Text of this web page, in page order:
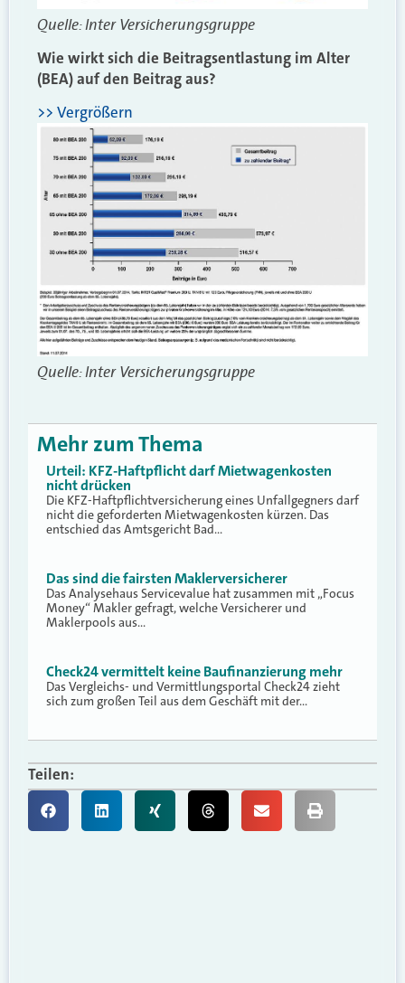
Quelle: Inter Versicherungsgruppe
Wie wirkt sich die Beitragsentlastung im Alter
(BEA) auf den Beitrag aus?
>> Vergrößern
Quelle: Inter Versicherungsgruppe
Mehr zum Thema
Urteil: KFZ-Haftpflicht darf Mietwagenkosten
nicht drücken
Die KFZ-Haftpflichtversicherung eines Unfallgegners darf
nicht die geforderten Mietwagenkosten kürzen. Das
entschied das Amtsgericht Bad…
Das sind die fairsten Maklerversicherer
Das Analysehaus Servicevalue hat zusammen mit „Focus
Money“ Makler gefragt, welche Versicherer und
Maklerpools aus…
Check24 vermittelt keine Baufinanzierung mehr
Das Vergleichs- und Vermittlungsportal Check24 zieht
sich zum großen Teil aus dem Geschäft mit der…
Teilen: